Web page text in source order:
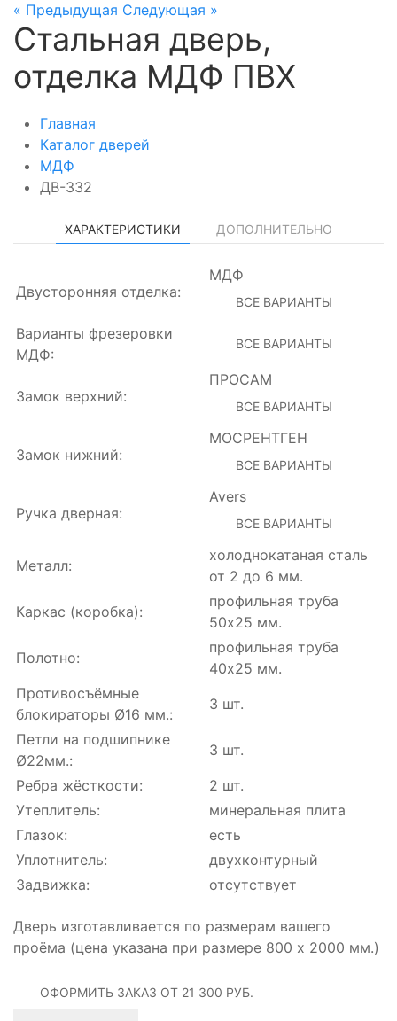
« Предыдущая Следующая »
Стальная дверь,
отделка МДФ ПВХ
Главная
Каталог дверей
МДФ
ДВ-332
ХАРАКТЕРИСТИКИ ДОПОЛНИТЕЛЬНО
Двусторонняя отделка:
МДФ
ВСЕ ВАРИАНТЫ
Варианты фрезеровки
МДФ:
ВСЕ ВАРИАНТЫ
Замок верхний:
ПРОСАМ
ВСЕ ВАРИАНТЫ
Замок нижний:
МОСРЕНТГЕН
ВСЕ ВАРИАНТЫ
Ручка дверная:
Avers
ВСЕ ВАРИАНТЫ
Металл:
холоднокатаная сталь
от 2 до 6 мм.
Каркас (коробка):
профильная труба
50х25 мм.
Полотно:
профильная труба
40х25 мм.
Противосъёмные
блокираторы Ø16 мм.:
3 шт.
Петли на подшипнике
Ø22мм.:
3 шт.
Ребра жёсткости:
2 шт.
Утеплитель:
минеральная плита
Глазок:
есть
Уплотнитель:
двухконтурный
Задвижка:
отсутствует
Дверь изготавливается по размерам вашего
проёма (цена указана при размере 800 х 2000 мм.)
ОФОРМИТЬ ЗАКАЗ ОТ 21 300 РУБ.